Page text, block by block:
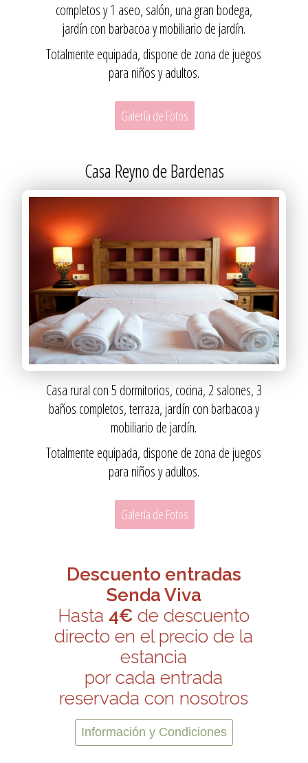
completos y 1 aseo, salón, una gran bodega,
jardín con barbacoa y mobiliario de jardín.
Totalmente equipada, dispone de zona de juegos
para niños y adultos.
Galería de Fotos
Casa Reyno de Bardenas
Casa rural con 5 dormitorios, cocina, 2 salones, 3
baños completos, terraza, jardín con barbacoa y
mobiliario de jardín.
Totalmente equipada, dispone de zona de juegos
para niños y adultos.
Galería de Fotos
Descuento entradas
Senda Viva
Hasta 4€ de descuento
directo en el precio de la
estancia
por cada entrada
reservada con nosotros
Información y Condiciones